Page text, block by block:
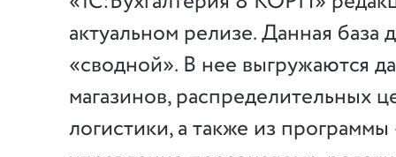
актуальном релизе. Данная база
«сводной». В нее выгружаются
магазинов, распределительных
логистики, а также из